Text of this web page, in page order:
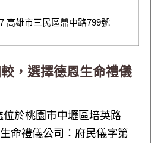
高雄市三民區鼎中路799號
，選擇德恩生命禮儀
於桃園市中壢區培英路
命禮儀公司：府民儀字第